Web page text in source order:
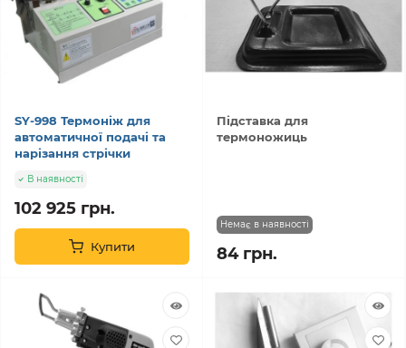
SY-998 Термоніж для
автоматичної подачі та
нарізання стрічки
В наявності
102 925 грн.
Купити
Підставка для
термоножиць
Немає в наявності
84 грн.